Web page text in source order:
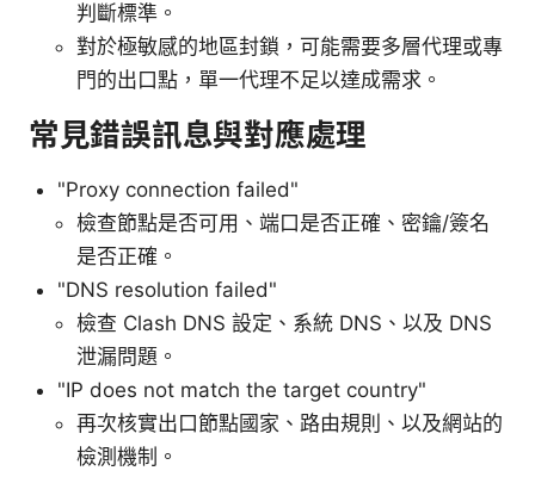
判斷標準。
對於極敏感的地區封鎖，可能需要多層代理或專
門的出口點，單一代理不足以達成需求。
常見錯誤訊息與對應處理
"Proxy connection failed"
檢查節點是否可用、端口是否正確、密鑰/簽名
是否正確。
"DNS resolution failed"
檢查 Clash DNS 設定、系統 DNS、以及 DNS
泄漏問題。
"IP does not match the target country"
再次核實出口節點國家、路由規則、以及網站的
檢測機制。